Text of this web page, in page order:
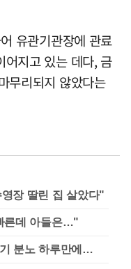
유관기관장에 관료
어지고 있는 데다, 금
무리되지 않았다는
장 딸린 집 살았다"
른데 아들은…"
분노 하루만에…